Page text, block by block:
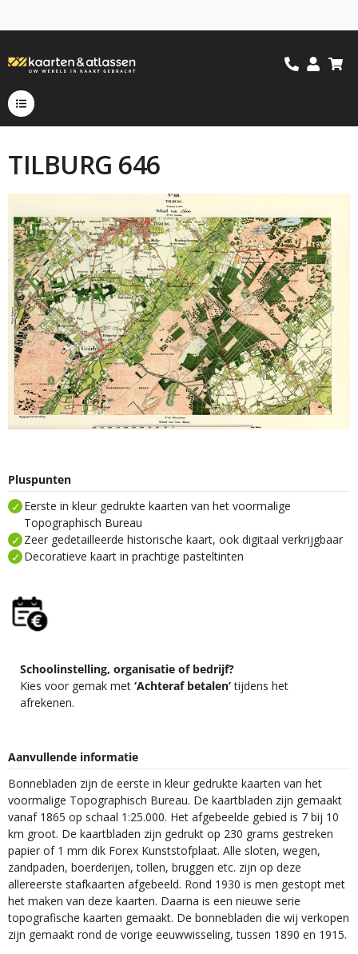
TILBURG 646
Pluspunten
Eerste in kleur gedrukte kaarten van het voormalige
Topographisch Bureau
Zeer gedetailleerde historische kaart, ook digitaal verkrijgbaar
Decoratieve kaart in prachtige pasteltinten
Schoolinstelling, organisatie of bedrijf?
Kies voor gemak met ‘Achteraf betalen’tijdens het
afrekenen.
Aanvullende informatie
Bonnebladen zijn de eerste in kleur gedrukte kaarten van het
voormalige Topographisch Bureau. De kaartbladen zijn gemaakt
vanaf 1865 op schaal 1:25.000. Het afgebeelde gebied is 7 bij 10
km groot. De kaartbladen zijn gedrukt op 230 grams gestreken
papier of 1 mm dik Forex Kunststofplaat. Alle sloten, wegen,
zandpaden, boerderijen, tollen, bruggen etc. zijn op deze
allereerste stafkaarten afgebeeld. Rond 1930 is men gestopt met
het maken van deze kaarten. Daarna is een nieuwe serie
topografische kaarten gemaakt. De bonnebladen die wij verkopen
zijn gemaakt rond de vorige eeuwwisseling, tussen 1890 en 1915.